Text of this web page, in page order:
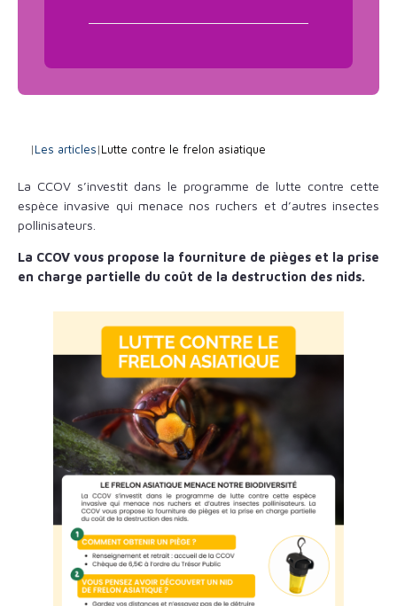
|Les articles|Lutte contre le frelon asiatique
La CCOV s’investit dans le programme de lutte contre cette
espèce invasive qui menace nos ruchers et d’autres insectes
pollinisateurs.
La CCOV vous propose la fourniture de pièges et la prise
en charge partielle du coût de la destruction des nids.